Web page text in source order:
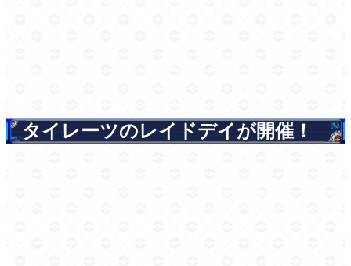
タイレーツのレイドデイが開催！